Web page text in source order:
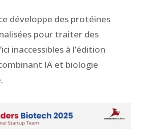
développe des protéines
pour traiter des
inaccessibles à l’édition
IA et biologie